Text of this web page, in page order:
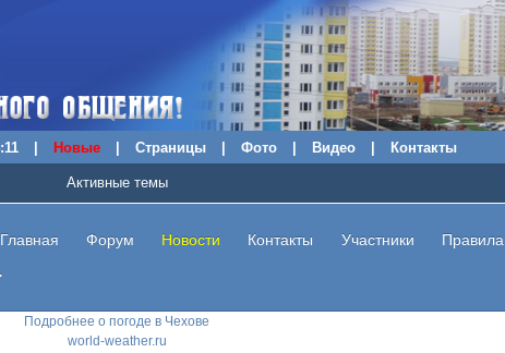
Новые Страницы Фото Видео Контакты
Подробнее о погоде в Чехове
world-weather.ru
Главная Форум Новости Контакты Участники Правила
Активные темы